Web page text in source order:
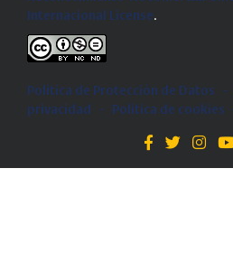
Internacional License.
Política de Protección de Datos -
privacidad
- Política de cookies